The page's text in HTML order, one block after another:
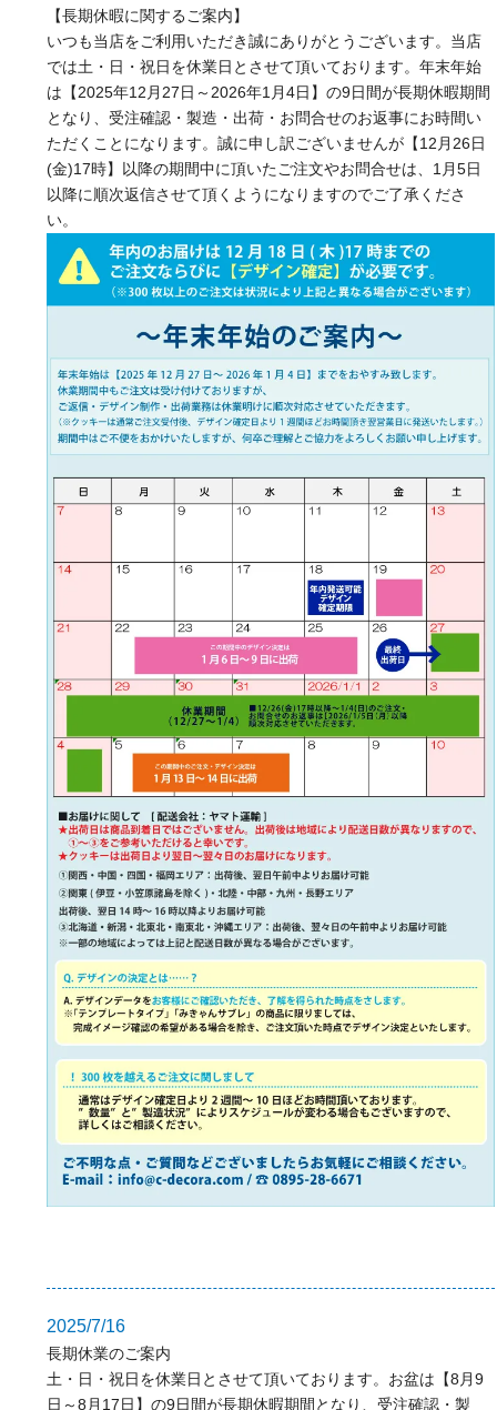
【長期休暇に関するご案内】
いつも当店をご利用いただき誠にありがとうございます。当店
では土・日・祝日を休業日とさせて頂いております。年末年始
は【2025年12月27日～2026年1月4日】の9日間が長期休暇期間
となり、受注確認・製造・出荷・お問合せのお返事にお時間い
ただくことになります。誠に申し訳ございませんが【12月26日
(金)17時】以降の期間中に頂いたご注文やお問合せは、1月5日
以降に順次返信させて頂くようになりますのでご了承くださ
い。
2025/7/16
長期休業のご案内
土・日・祝日を休業日とさせて頂いております。お盆は【8月9
日～8月17日】の9日間が長期休暇期間となり、受注確認・製